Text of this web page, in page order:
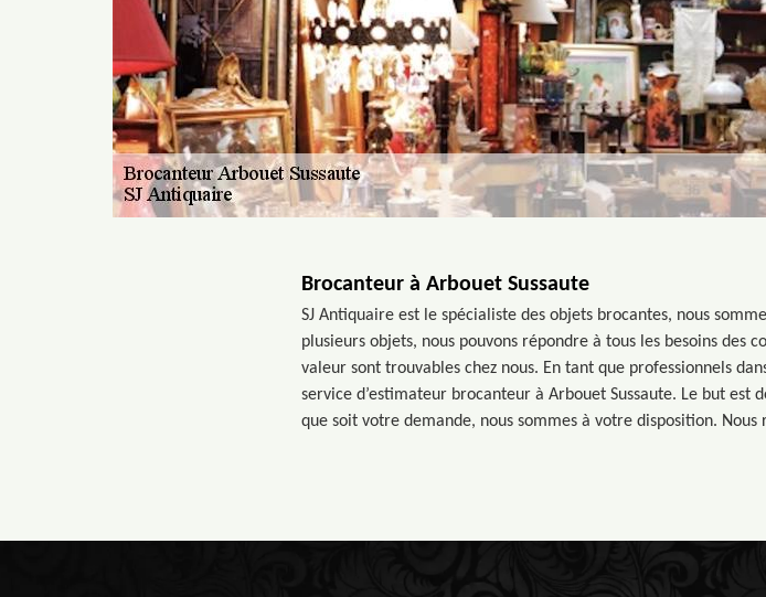
Brocanteur à Arbouet Sussaute
SJ Antiquaire est le spécialiste des objets brocantes, nous
plusieurs objets, nous pouvons répondre à tous les besoins des
valeur sont trouvables chez nous. En tant que professionnels
service d’estimateur brocanteur à Arbouet Sussaute. Le but est
que soit votre demande, nous sommes à votre disposition.